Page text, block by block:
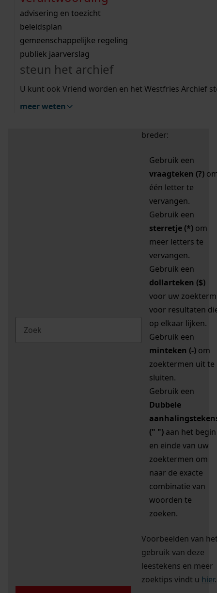
bouwvergunningen
omgevingsvergunningen
vergunningen
beeld en geluid
uitleg nodig?
Wij helpen u op weg met een aantal zoektips.
bekijk alle zoektips
Wij helpen u op weg met een aantal zoektips.
bekijk alle zoektips
bekijk ons geschiedenislokaal
advisering en toezicht
beleidsplan
gemeenschappelijke regeling
publiek jaarverslag
steun het archief
U kunt ook Vriend worden en het Westfries Archief
meer weten
zoektips
Mijn Studiezaal (inloggen)
uw zoekopdracht te
breder:
Gebruik een
vraagteken (?)
één letter te
vervangen.
Gebruik een
sterretje (*) om
meer letters te
vervangen.
Gebruik een
dollarteken ($)
voor uw zoekterm
voor resultaten
op elkaar lijken.
Gebruik een
minteken (-) om
zoektermen uit te
sluiten.
Gebruik een
Dubbele
(" ") aan het begin
en einde van uw
zoektermen om
naar de exacte
combinatie van
woorden te
zoeken.
Voorbeelden van
gebruik van deze
leestekens en meer
zoektips vindt u hier.